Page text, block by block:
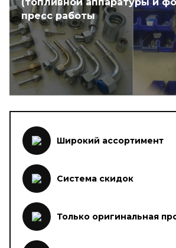
пресс работы
Широкий ассортимент
Система скидок
Только оригинальная